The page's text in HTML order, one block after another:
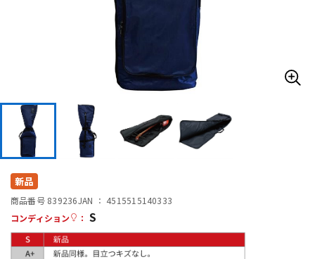
DJ機器 DTM
配信/ライブ機器
新品
商品番号 839236JAN ： 4515515140333
コンディション
： S